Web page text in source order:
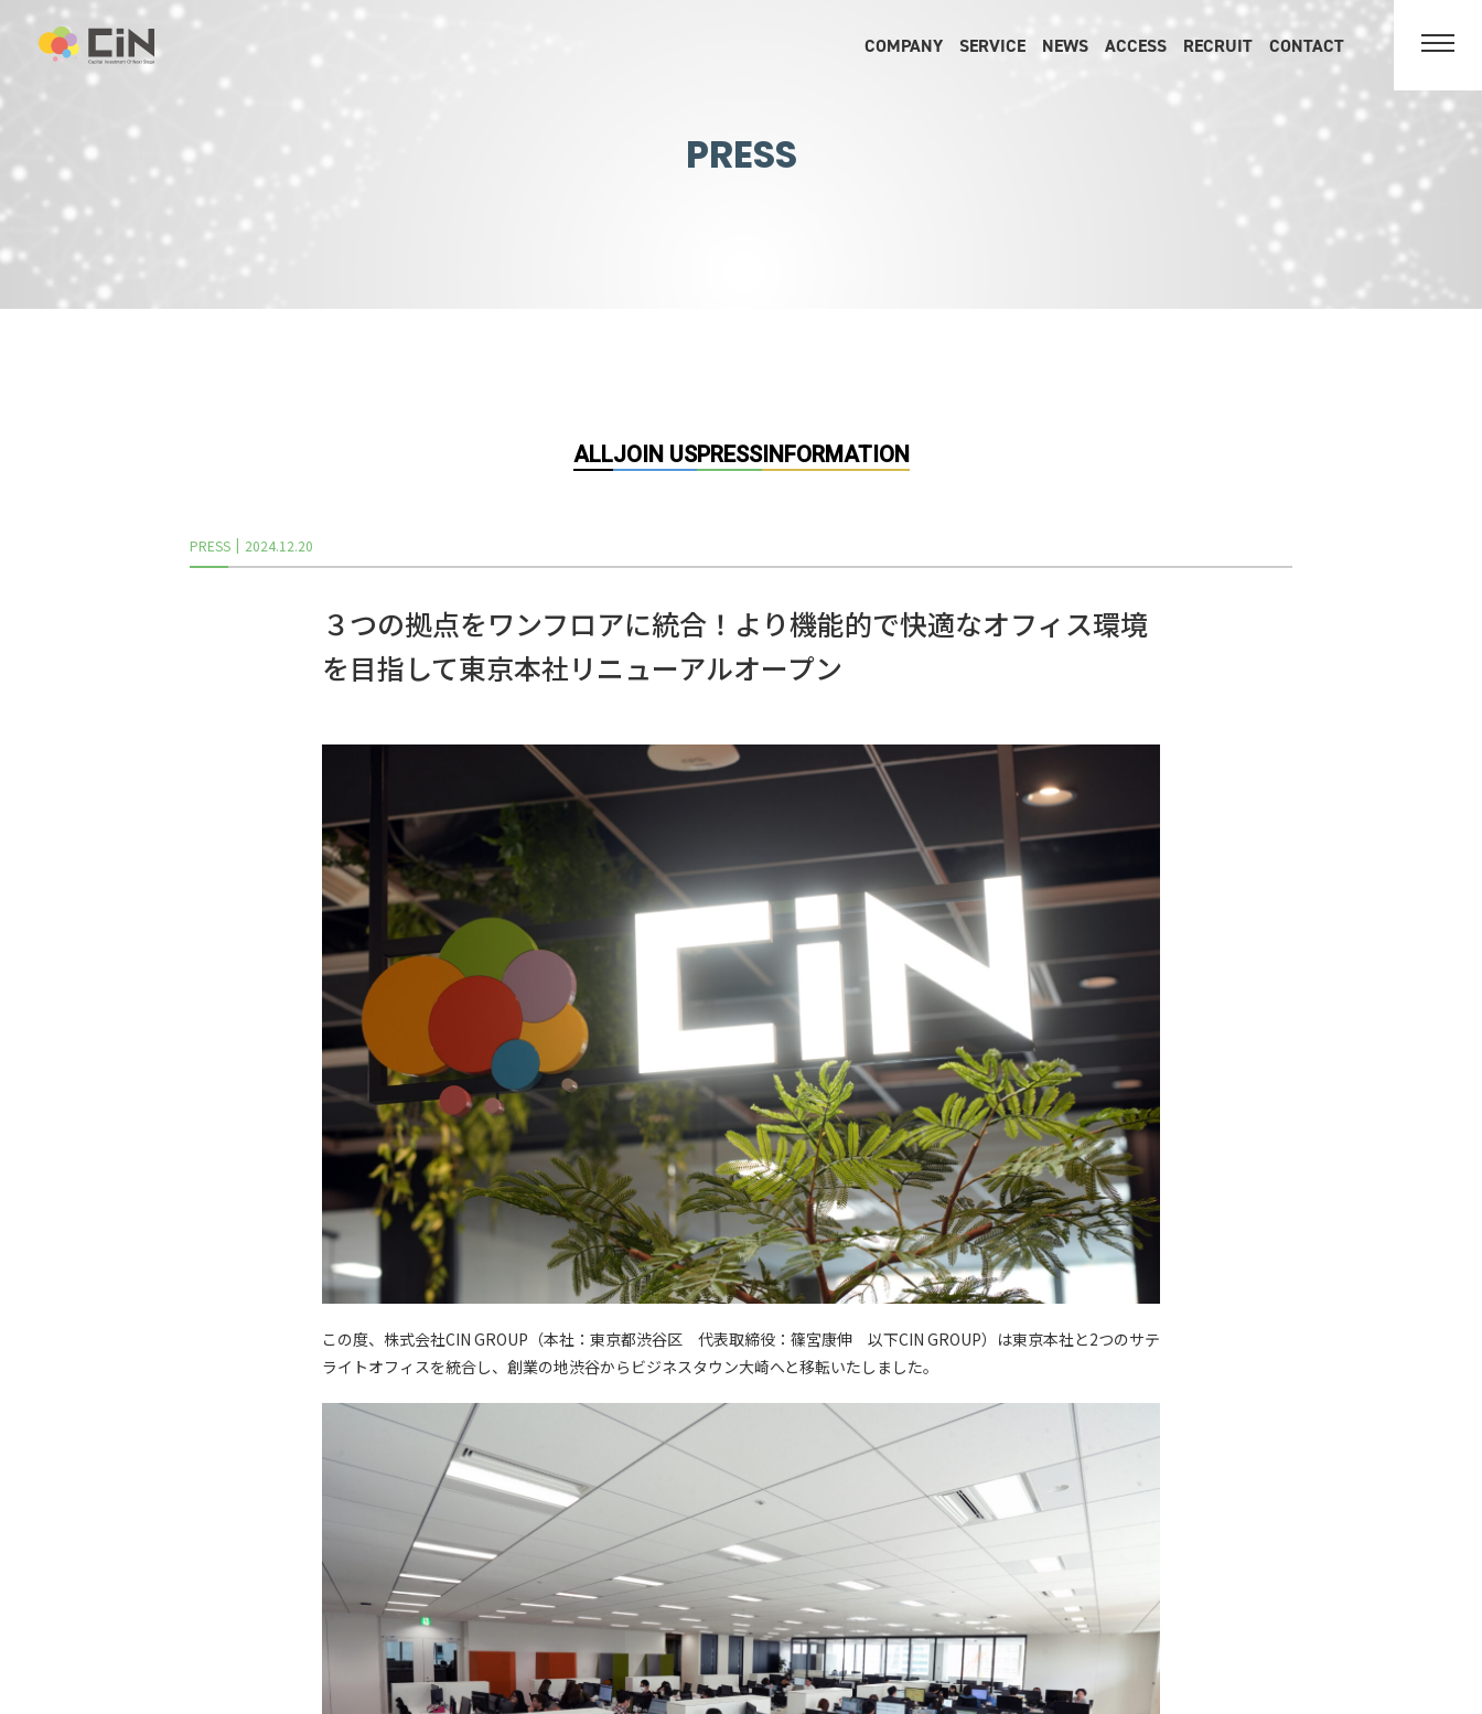
COMPANY SERVICE NEWS ACCESS RECRUIT CONTACT
PRESS
ALLJOIN USPRESSINFORMATION
PRESS 2024.12.20
３つの拠点をワンフロアに統合！より機能的で快適なオフィス環境
を目指して東京本社リニューアルオープン
この度、株式会社CIN GROUP（本社：東京都渋谷区 代表取締役：篠宮康伸 以下CIN GROUP）は東京本社と2つのサテ
ライトオフィスを統合し、創業の地渋谷からビジネスタウン大崎へと移転いたしました。